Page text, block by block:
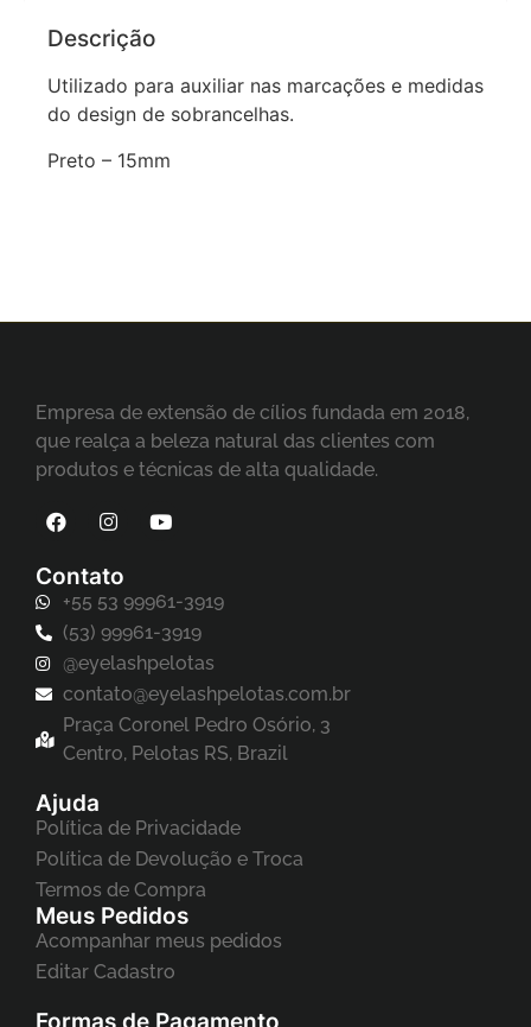
Descrição
Utilizado para auxiliar nas marcações e medidas
do design de sobrancelhas.
Preto – 15mm
Empresa de extensão de cílios fundada em 2018,
que realça a beleza natural das clientes com
produtos e técnicas de alta qualidade.
Contato
+55 53 99961-3919
(53) 99961-3919
@eyelashpelotas
contato@eyelashpelotas.com.br
Praça Coronel Pedro Osório, 3
Centro, Pelotas RS, Brazil
Ajuda
Política de Privacidade
Política de Devolução e Troca
Termos de Compra
Meus Pedidos
Acompanhar meus pedidos
Editar Cadastro